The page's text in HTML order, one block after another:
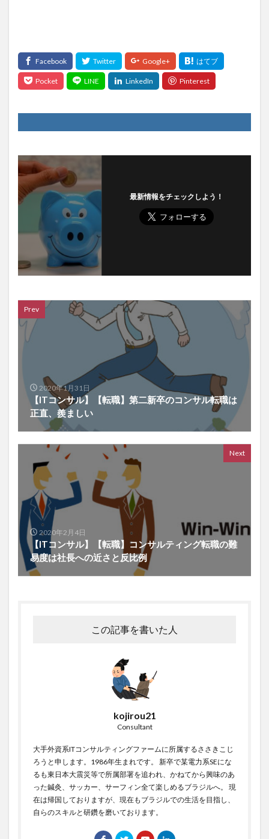
最新情報をチェックしよう！
Prev
2020年1月31日
【ITコンサル】【転職】第二新卒のコンサル転職は
正直、羨ましい
Next
2020年2月4日
【ITコンサル】【転職】コンサルティング転職の難
易度は社長への近さと反比例
この記事を書いた人
kojirou21
Consultant
大手外資系ITコンサルティングファームに所属するささきこじ
ろうと申します。1986年生まれです。 新卒で某電力系SEにな
るも東日本大震災等で所属部署を追われ、かねてから興味のあ
った鍼灸、サッカー、サーフィン全て楽しめるブラジルへ。 現
在は帰国しておりますが、現在もブラジルでの生活を目指し、
自らのスキルと研鑽を磨いております。